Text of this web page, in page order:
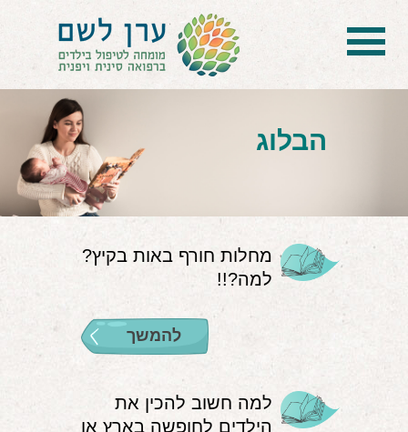
בית
הטיפול
הכל על דיקור סיני ודיקור יפני לילדים
הילד לא מפסיק להיות חולה
קשיים רגשיים, אתגרי התנהגות
בעיות/מחלות נוספות
שאלות ותשובות
הבלוג
מחלות חורף באות בקיץ?
למה?!!
להמשך
למה חשוב להכין את
הילדים לחופשה בארץ או